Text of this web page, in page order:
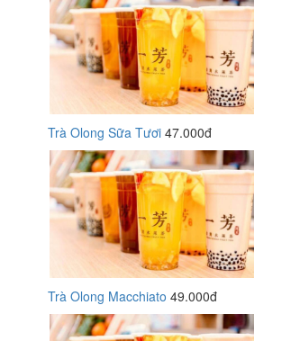
Trà Olong Sữa Tươi 47.000đ
Trà Olong Macchiato 49.000đ